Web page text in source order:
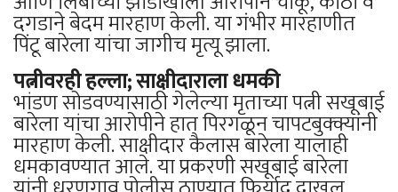
दगडाने बेदम मारहाण केली. या गंभीर मारहाणीत
पिंटू बारेला यांचा जागीच मृत्यू झाला.
पत्नीवरही हल्ला; साक्षीदाराला धमकी
भांडण सोडवण्यासाठी गेलेल्या मृताच्या पत्नी सखूबाई
बारेला यांचा आरोपीने हात पिरगळून चापटबुक्क्यांनी
मारहाण केली. साक्षीदार कैलास बारेला यालाही
धमकावण्यात आले. या प्रकरणी सखूबाई बारेला